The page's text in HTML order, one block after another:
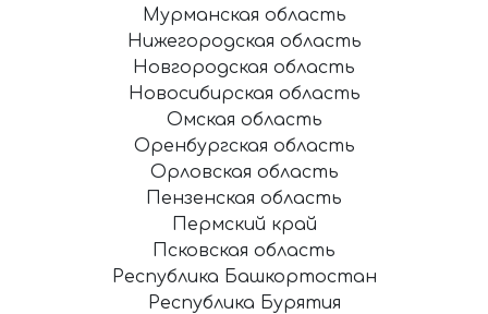
Мурманская область
Нижегородская область
Новгородская область
Новосибирская область
Омская область
Оренбургская область
Орловская область
Пензенская область
Пермский край
Псковская область
Республика Башкортостан
Республика Бурятия